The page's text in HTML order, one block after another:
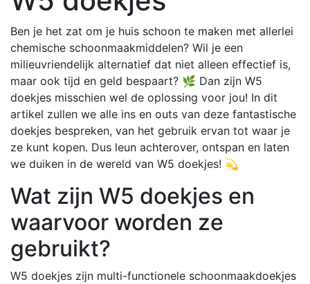
Ben je het zat om je huis schoon te maken met allerlei
chemische schoonmaakmiddelen? Wil je een
milieuvriendelijk alternatief dat niet alleen effectief is,
maar ook tijd en geld bespaart? 🌿 Dan zijn W5
doekjes misschien wel de oplossing voor jou! In dit
artikel zullen we alle ins en outs van deze fantastische
doekjes bespreken, van het gebruik ervan tot waar je
ze kunt kopen. Dus leun achterover, ontspan en laten
we duiken in de wereld van W5 doekjes! 💫
Wat zijn W5 doekjes en
waarvoor worden ze
gebruikt?
W5 doekjes zijn multi-functionele schoonmaakdoekjes